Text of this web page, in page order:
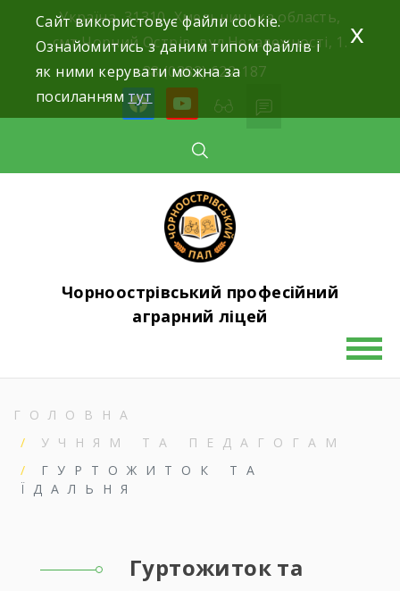
Україна, 31310, Хмельницька область,
смт.Чорний Острів, вул.Незалежності, 1.
+38 (0382) 622-187
facebookyoutube
Чорноострівський професійний
аграрний ліцей
ГОЛОВНА
УЧНЯМ ТА ПЕДАГОГАМ
ГУРТОЖИТОК ТА
ЇДАЛЬНЯ
Гуртожиток та
Сайт використовує файли cookie.
Ознайомитись з даним типом файлів і
як ними керувати можна за
посиланням тут
x